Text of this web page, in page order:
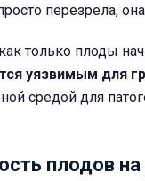
перезрела,
только плоды
уязвимым для
средой для
плодов